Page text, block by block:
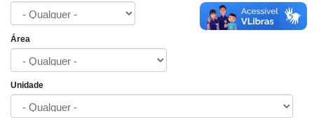
Área
Unidade